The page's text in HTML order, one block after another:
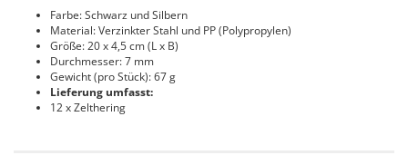
Farbe: Schwarz und Silbern
Material: Verzinkter Stahl und PP (Polypropylen)
Größe: 20 x 4,5 cm (L x B)
Durchmesser: 7 mm
Gewicht (pro Stück): 67 g
Lieferung umfasst:
12 x Zelthering